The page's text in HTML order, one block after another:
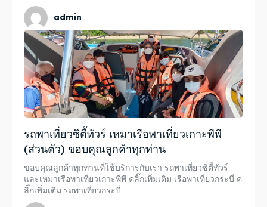
admin
รถพาเที่ยวซิตี้ทัวร์ เหมาเรือพาเที่ยวเกาะพีพี
(ส่วนตัว) ขอบคุณลูกค้าทุกท่าน
ขอบคุณลูกค้าทุกท่านที่ใช้บริการกับเรา รถพาเที่ยวซิตี้ทัวร์
และเหมาเรือพาเที่ยวเกาะพีพี คลิ๊กเพิ่มเติม เรือพาเที่ยวกระบี่ ค
ลิ๊กเพิ่มเติม รถพาเที่ยวกระบี่